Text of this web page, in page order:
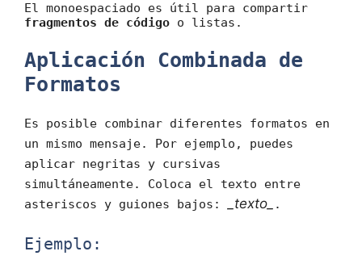
El monoespaciado es útil para compartir
fragmentos de código o listas.
Aplicación Combinada de
Formatos
Es posible combinar diferentes formatos en
un mismo mensaje. Por ejemplo, puedes
aplicar negritas y cursivas
simultáneamente. Coloca el texto entre
asteriscos y guiones bajos:
_texto_ .
Ejemplo: